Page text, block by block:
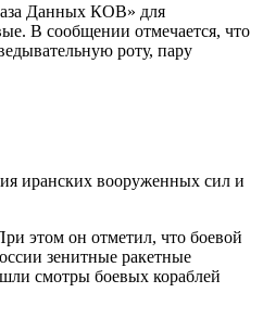
Данных КОВ» для
В сообщении отмечается, что
роту, пару
иранских вооруженных сил и
этом он отметил, что боевой
зенитные ракетные
смотры боевых кораблей